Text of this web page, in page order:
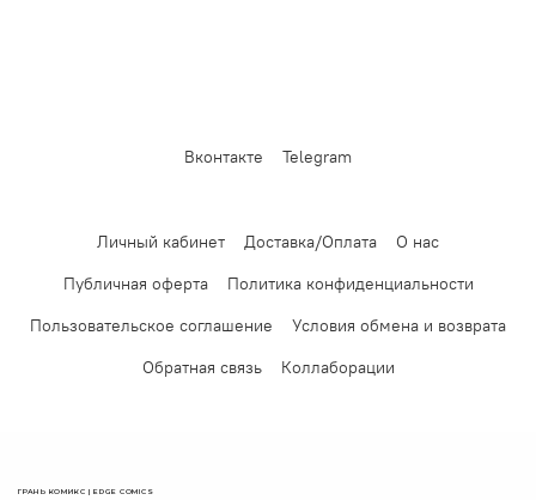
Вконтакте Telegram
Личный кабинет Доставка/Оплата
О нас
Публичная оферта
Политика конфиденциальности
Пользовательское соглашение
Условия обмена и возврата
Обратная связь
Коллаборации
ГРАНЬ КОМИКС | EDGE COMICS